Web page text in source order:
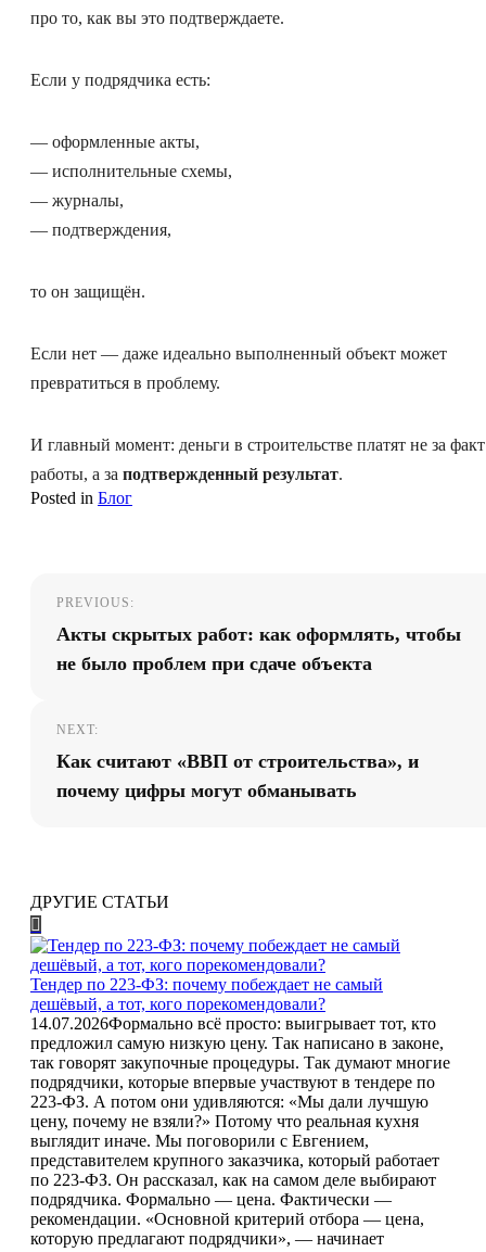
про то, как вы это подтверждаете.
Если у подрядчика есть:
— оформленные акты,
— исполнительные схемы,
— журналы,
— подтверждения,
то он защищён.
Если нет — даже идеально выполненный объект может
превратиться в проблему.
И главный момент: деньги в строительстве платят не за факт
работы, а за подтвержденный результат.
Posted in Блог
записям
PREVIOUS:
Акты скрытых работ: как оформлять, чтобы
не было проблем при сдаче объекта
NEXT:
Как считают «ВВП от строительства», и
почему цифры могут обманывать
ДРУГИЕ СТАТЬИ
Тендер по 223-ФЗ: почему побеждает не самый
дешёвый, а тот, кого порекомендовали?
14.07.2026Формально всё просто: выигрывает тот, кто
предложил самую низкую цену. Так написано в законе,
так говорят закупочные процедуры. Так думают многие
подрядчики, которые впервые участвуют в тендере по
223-ФЗ. А потом они удивляются: «Мы дали лучшую
цену, почему не взяли?» Потому что реальная кухня
выглядит иначе. Мы поговорили с Евгением,
представителем крупного заказчика, который работает
по 223-ФЗ. Он рассказал, как на самом деле выбирают
подрядчика. Формально — цена. Фактически —
рекомендации. «Основной критерий отбора — цена,
которую предлагают подрядчики», — начинает